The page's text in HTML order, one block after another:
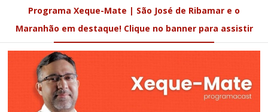
Programa Xeque-Mate | São José de Ribamar e o
Maranhão em destaque! Clique no banner para assistir